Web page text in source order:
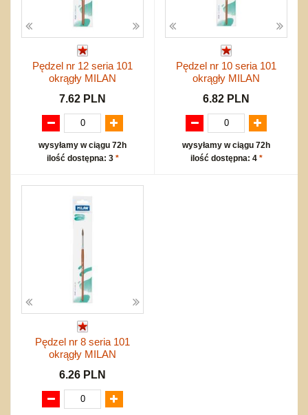
Pędzel nr 12 seria 101
okrągły MILAN
7.62 PLN
wysyłamy w ciągu 72h
ilość dostępna: 3 *
Pędzel nr 10 seria 101
okrągły MILAN
6.82 PLN
wysyłamy w ciągu 72h
ilość dostępna: 4 *
Pędzel nr 8 seria 101
okrągły MILAN
6.26 PLN